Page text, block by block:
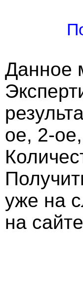
Данное
ое, 2-
уже на
на